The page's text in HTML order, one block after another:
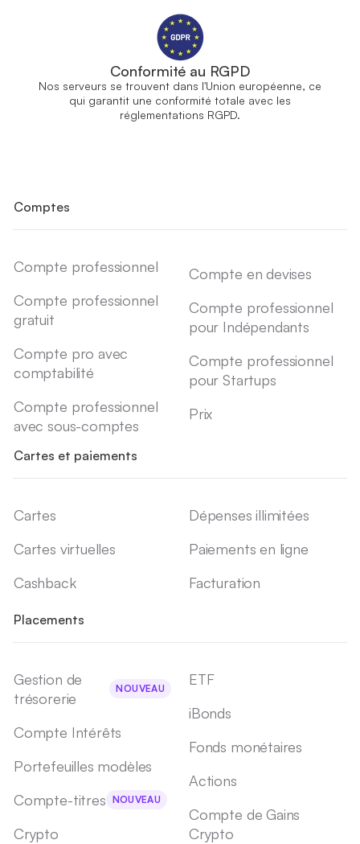
Conformité au RGPD
Nos serveurs se trouvent dans l'Union européenne, ce
qui garantit une conformité totale avec les
réglementations RGPD.
Comptes
Compte professionnel
Compte professionnel
gratuit
Compte pro avec
comptabilité
Compte professionnel
avec sous-comptes
Compte en devises
Compte professionnel
pour Indépendants
Compte professionnel
pour Startups
Prix
Cartes et paiements
Cartes
Cartes virtuelles
Cashback
Dépenses illimitées
Paiements en ligne
Facturation
Placements
Gestion de
trésorerie
NOUVEAU
Compte Intérêts
Portefeuilles modèles
Compte-titres NOUVEAU
Crypto
ETF
iBonds
Fonds monétaires
Actions
Compte de Gains
Crypto